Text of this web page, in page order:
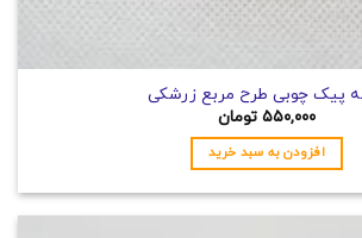
پیک چوبی طرح مربع زرشکی
۵۵۰,۰۰۰ تومان
افزودن به سبد خرید